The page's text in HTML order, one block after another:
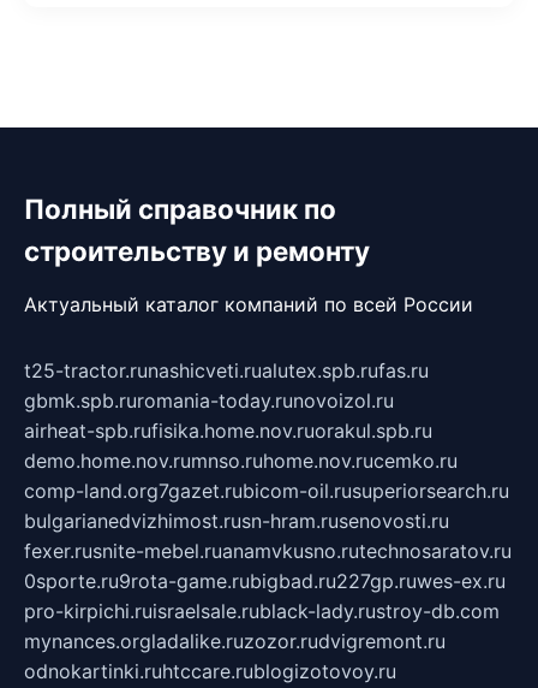
Полный справочник по
строительству и ремонту
Актуальный каталог компаний по всей России
t25-tractor.runashicveti.rualutex.spb.rufas.ru
gbmk.spb.ruromania-today.runovoizol.ru
airheat-spb.rufisika.home.nov.ruorakul.spb.ru
demo.home.nov.rumnso.ruhome.nov.rucemko.ru
comp-land.org7gazet.rubicom-oil.rusuperiorsearch.ru
bulgarianedvizhimost.rusn-hram.rusenovosti.ru
fexer.rusnite-mebel.ruanamvkusno.rutechnosaratov.ru
0sporte.ru9rota-game.rubigbad.ru227gp.ruwes-ex.ru
pro-kirpichi.ruisraelsale.rublack-lady.rustroy-db.com
mynances.orgladalike.ruzozor.rudvigremont.ru
odnokartinki.ruhtccare.rublogizotovoy.ru